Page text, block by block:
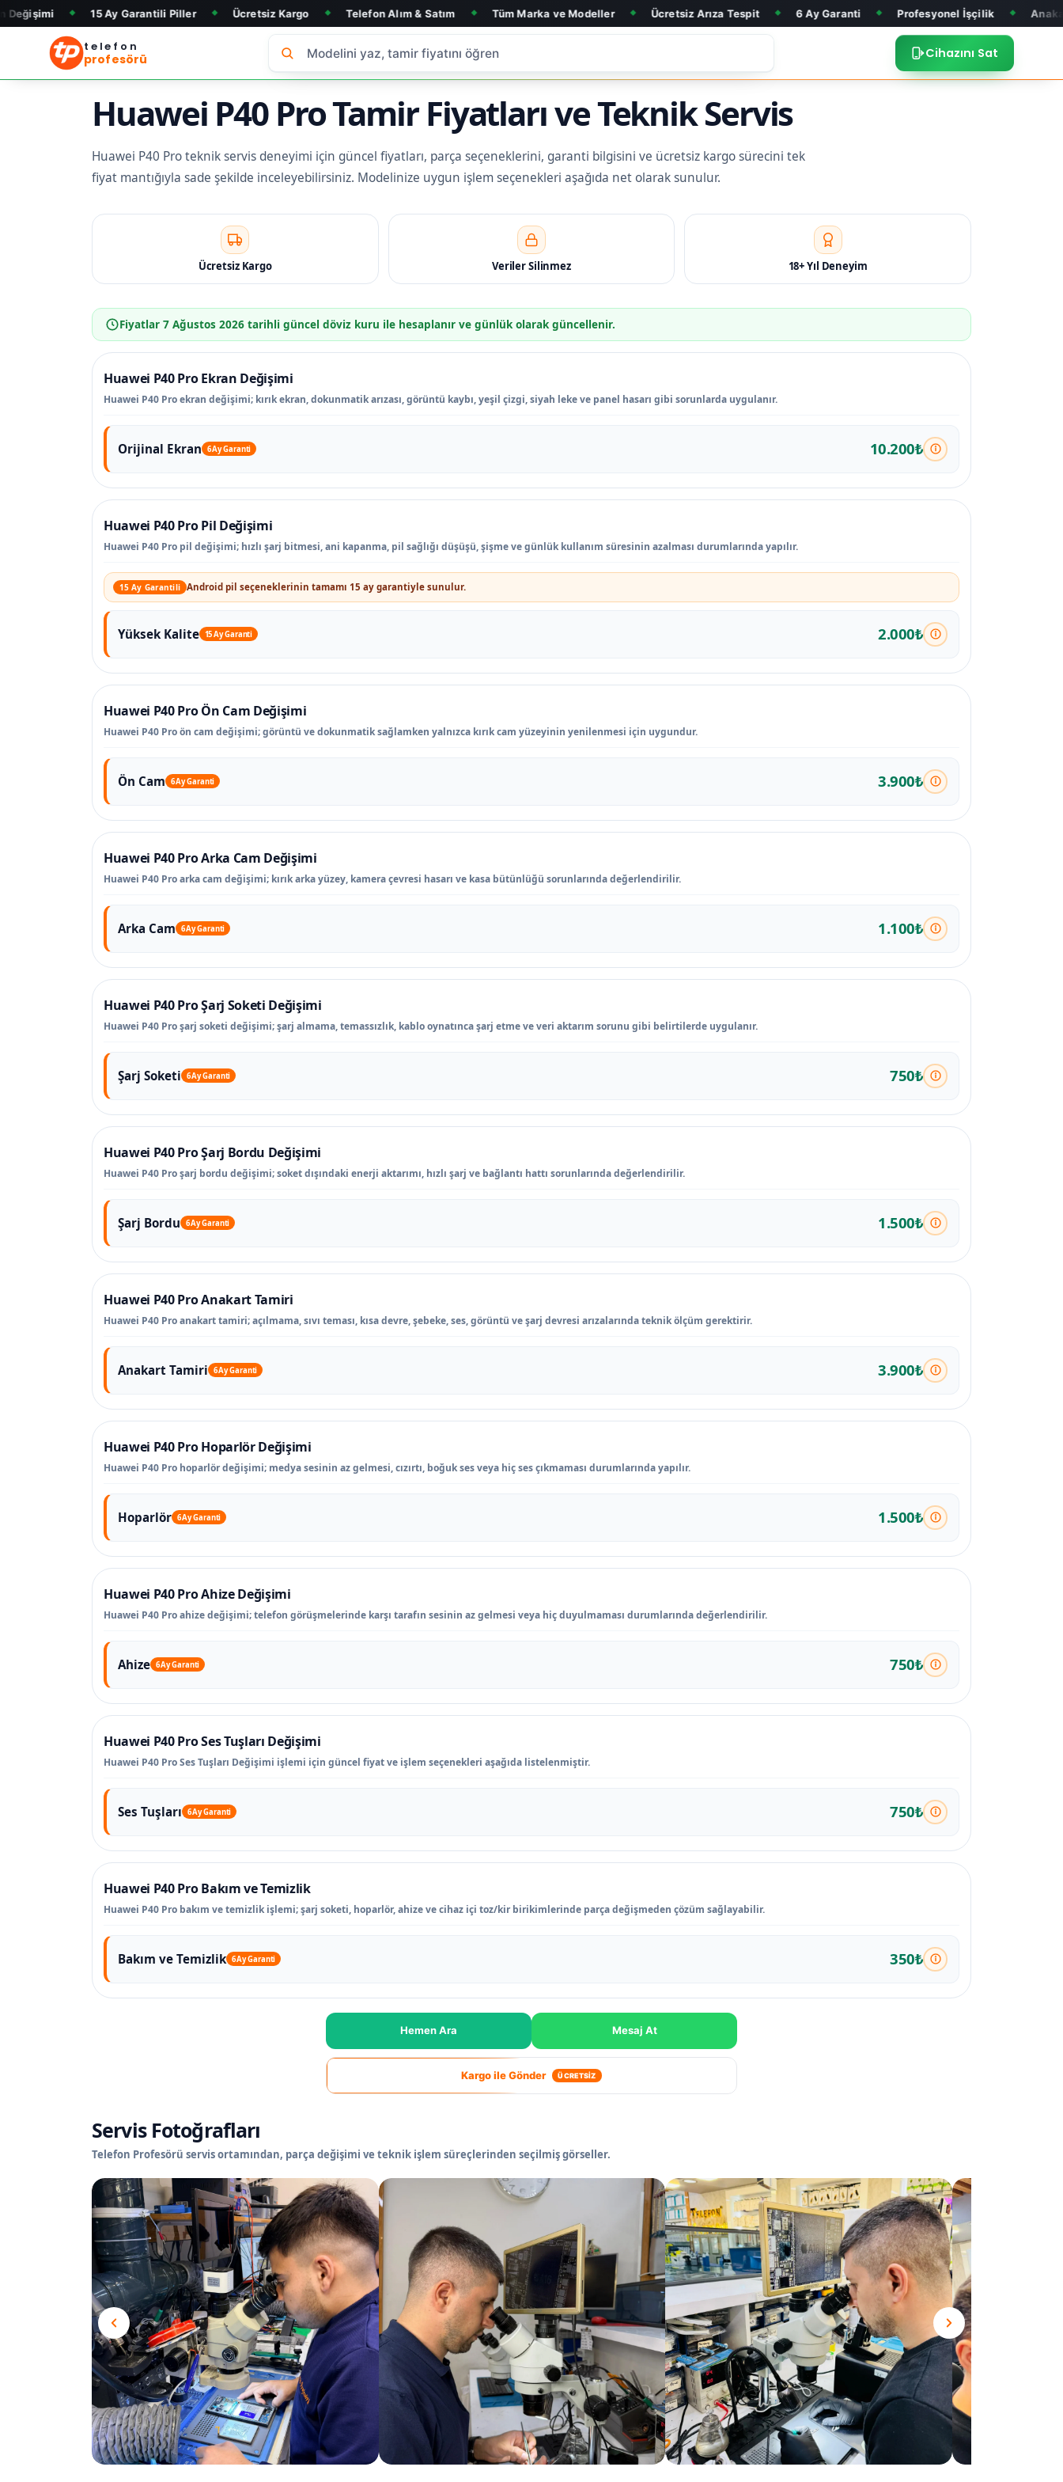
15 Ay Garantili Piller ◆ Ücretsiz Kargo ◆ Telefon Alım & Satım ◆ Tüm Marka ve Modeller ◆ Ücretsiz Arıza Tespit ◆ 6 Ay Garanti ◆ Profesyonel İşçilik ◆ Anakart Tamiri ◆
telefon
profesörü Cihazını Sat
Huawei P40 Pro Tamir Fiyatları ve Teknik Servis
Huawei P40 Pro teknik servis deneyimi için güncel fiyatları, parça seçeneklerini, garanti bilgisini ve ücretsiz kargo sürecini tek
fiyat mantığıyla sade şekilde inceleyebilirsiniz. Modelinize uygun işlem seçenekleri aşağıda net olarak sunulur.
Ücretsiz Kargo Veriler Silinmez 18+ Yıl Deneyim
Fiyatlar 7 Ağustos 2026 tarihli güncel döviz kuru ile hesaplanır ve günlük olarak güncellenir.
Huawei P40 Pro Ekran Değişimi
Huawei P40 Pro ekran değişimi; kırık ekran, dokunmatik arızası, görüntü kaybı, yeşil çizgi, siyah leke ve panel hasarı gibi sorunlarda uygulanır.
Orijinal Ekran 6 Ay Garanti 10.200₺
Huawei P40 Pro Pil Değişimi
Huawei P40 Pro pil değişimi; hızlı şarj bitmesi, ani kapanma, pil sağlığı düşüşü, şişme ve günlük kullanım süresinin azalması durumlarında yapılır.
15 Ay Garantili Android pil seçeneklerinin tamamı 15 ay garantiyle sunulur.
Yüksek Kalite 15 Ay Garanti 2.000₺
Huawei P40 Pro Ön Cam Değişimi
Huawei P40 Pro ön cam değişimi; görüntü ve dokunmatik sağlamken yalnızca kırık cam yüzeyinin yenilenmesi için uygundur.
Ön Cam 6 Ay Garanti 3.900₺
Huawei P40 Pro Arka Cam Değişimi
Huawei P40 Pro arka cam değişimi; kırık arka yüzey, kamera çevresi hasarı ve kasa bütünlüğü sorunlarında değerlendirilir.
Arka Cam 6 Ay Garanti 1.100₺
Huawei P40 Pro Şarj Soketi Değişimi
Huawei P40 Pro şarj soketi değişimi; şarj almama, temassızlık, kablo oynatınca şarj etme ve veri aktarım sorunu gibi belirtilerde uygulanır.
Şarj Soketi 6 Ay Garanti 750₺
Huawei P40 Pro Şarj Bordu Değişimi
Huawei P40 Pro şarj bordu değişimi; soket dışındaki enerji aktarımı, hızlı şarj ve bağlantı hattı sorunlarında değerlendirilir.
Şarj Bordu 6 Ay Garanti 1.500₺
Huawei P40 Pro Anakart Tamiri
Huawei P40 Pro anakart tamiri; açılmama, sıvı teması, kısa devre, şebeke, ses, görüntü ve şarj devresi arızalarında teknik ölçüm gerektirir.
Anakart Tamiri 6 Ay Garanti 3.900₺
Huawei P40 Pro Hoparlör Değişimi
Huawei P40 Pro hoparlör değişimi; medya sesinin az gelmesi, cızırtı, boğuk ses veya hiç ses çıkmaması durumlarında yapılır.
Hoparlör 6 Ay Garanti 1.500₺
Huawei P40 Pro Ahize Değişimi
Huawei P40 Pro ahize değişimi; telefon görüşmelerinde karşı tarafın sesinin az gelmesi veya hiç duyulmaması durumlarında değerlendirilir.
Ahize 6 Ay Garanti 750₺
Huawei P40 Pro Ses Tuşları Değişimi
Huawei P40 Pro Ses Tuşları Değişimi işlemi için güncel fiyat ve işlem seçenekleri aşağıda listelenmiştir.
Ses Tuşları 6 Ay Garanti 750₺
Huawei P40 Pro Bakım ve Temizlik
Huawei P40 Pro bakım ve temizlik işlemi; şarj soketi, hoparlör, ahize ve cihaz içi toz/kir birikimlerinde parça değişmeden çözüm sağlayabilir.
Bakım ve Temizlik 6 Ay Garanti 350₺
Hemen Ara Mesaj At
Kargo ile Gönder ÜCRETSİZ
Servis Fotoğrafları
Telefon Profesörü servis ortamından, parça değişimi ve teknik işlem süreçlerinden seçilmiş görseller.